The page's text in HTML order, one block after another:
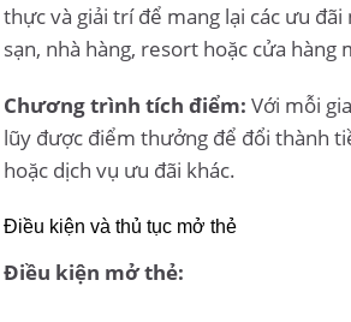
thực và giải trí để mang lại các ưu đãi
sạn, nhà hàng, resort hoặc cửa hàng
Chương trình tích điểm: Với mỗi
lũy được điểm thưởng để đổi thành
hoặc dịch vụ ưu đãi khác.
Điều kiện và thủ tục mở thẻ
Điều kiện mở thẻ: